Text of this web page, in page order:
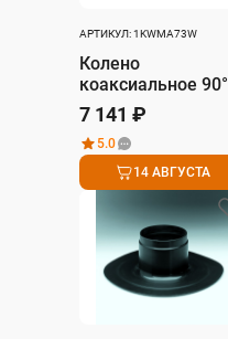
АРТИКУЛ: 1KWMA73W
Колено
коаксиальное 90°
Ø80/125 мм,
дымовая часть –
ПВХ, воздушная
часть – ПВХ
7 141 ₽
5.0
14 АВГУСТА